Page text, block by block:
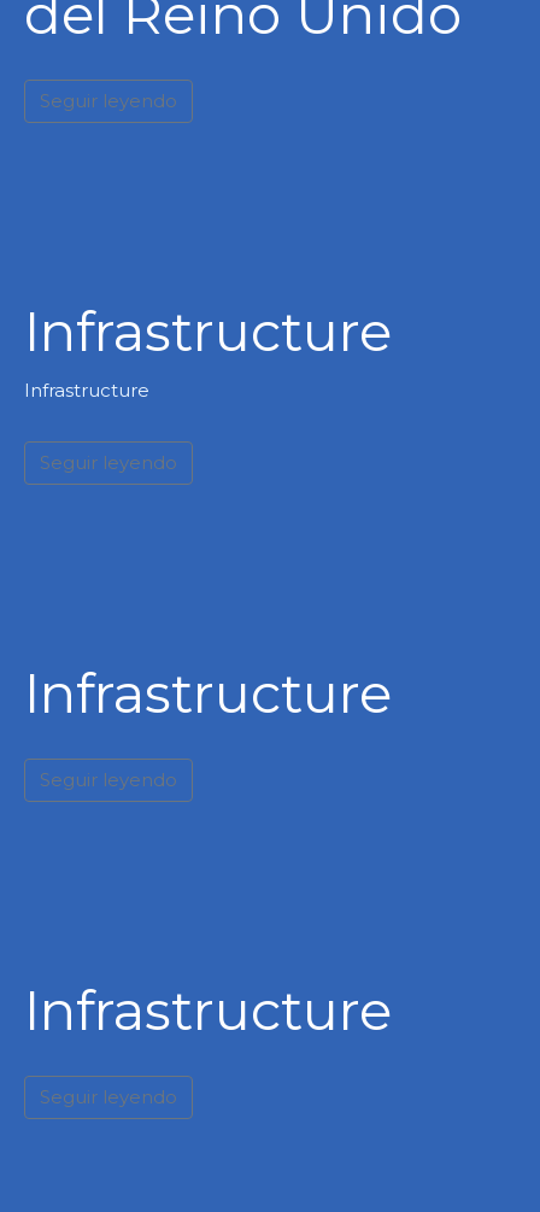
del Reino Unido
Seguir leyendo
Infrastructure
Infrastructure
Seguir leyendo
Infrastructure
Seguir leyendo
Infrastructure
Seguir leyendo